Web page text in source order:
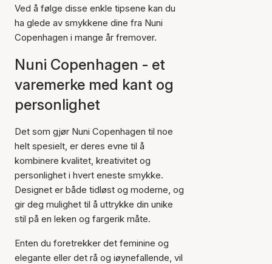
Ved å følge disse enkle tipsene kan du
ha glede av smykkene dine fra Nuni
Copenhagen i mange år fremover.
Nuni Copenhagen - et
varemerke med kant og
personlighet
Det som gjør Nuni Copenhagen til noe
helt spesielt, er deres evne til å
kombinere kvalitet, kreativitet og
personlighet i hvert eneste smykke.
Designet er både tidløst og moderne, og
gir deg mulighet til å uttrykke din unike
stil på en leken og fargerik måte.
Enten du foretrekker det feminine og
elegante eller det rå og iøynefallende, vil